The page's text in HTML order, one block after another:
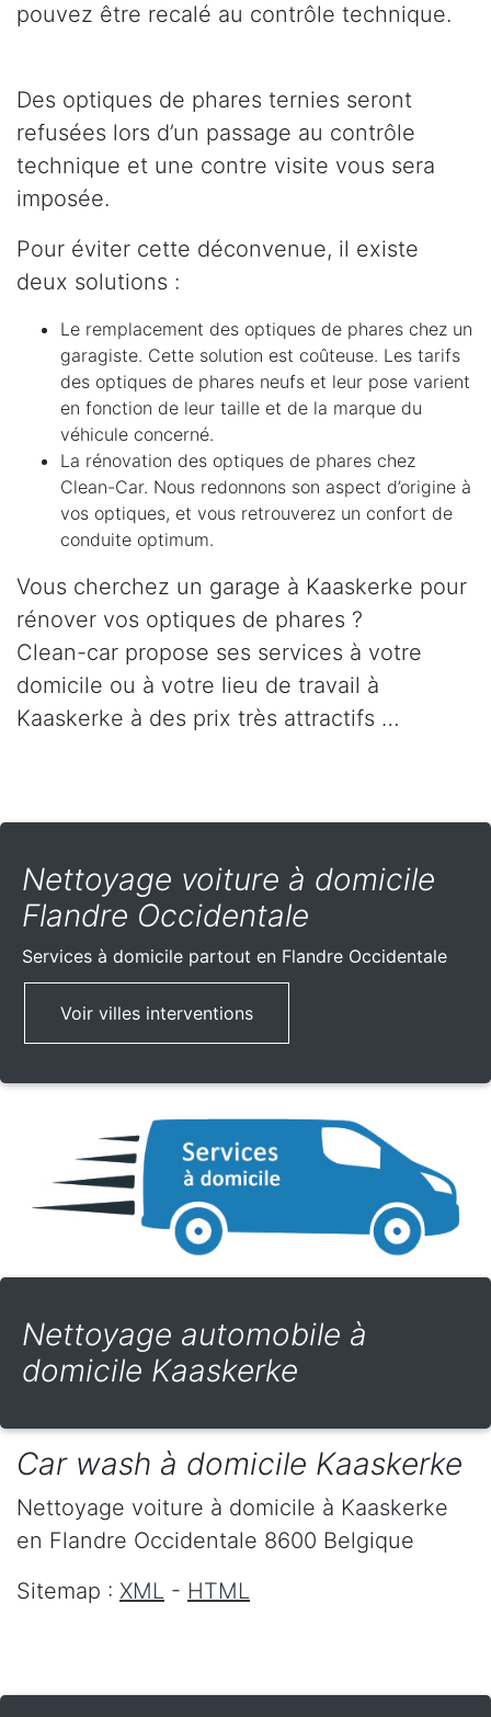
pouvez être recalé au contrôle technique.
Des optiques de phares ternies seront
refusées lors d’un passage au contrôle
technique et une contre visite vous sera
imposée.
Pour éviter cette déconvenue, il existe
deux solutions :
Le remplacement des optiques de phares chez un
garagiste. Cette solution est coûteuse. Les tarifs
des optiques de phares neufs et leur pose varient
en fonction de leur taille et de la marque du
véhicule concerné.
La rénovation des optiques de phares chez
Clean-Car. Nous redonnons son aspect d’origine à
vos optiques, et vous retrouverez un confort de
conduite optimum.
Vous cherchez un garage à Kaaskerke pour
rénover vos optiques de phares ?
Clean-car propose ses services à votre
domicile ou à votre lieu de travail à
Kaaskerke à des prix très attractifs …
Nettoyage voiture à domicile
Flandre Occidentale
Services à domicile partout en Flandre Occidentale
Voir villes interventions
Nettoyage automobile à
domicile Kaaskerke
Car wash à domicile Kaaskerke
Nettoyage voiture à domicile à Kaaskerke
en Flandre Occidentale 8600 Belgique
Sitemap : XML - HTML